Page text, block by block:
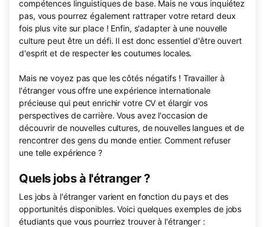
compétences linguistiques de base. Mais ne vous inquiétez
pas, vous pourrez également rattraper votre retard deux
fois plus vite sur place ! Enfin, s'adapter à une nouvelle
culture peut être un défi. Il est donc essentiel d'être ouvert
d'esprit et de respecter les coutumes locales.
Mais ne voyez pas que les côtés négatifs ! Travailler à
l'étranger vous offre une expérience internationale
précieuse qui peut enrichir votre CV et élargir vos
perspectives de carrière. Vous avez l'occasion de
découvrir de nouvelles cultures, de nouvelles langues et de
rencontrer des gens du monde entier. Comment refuser
une telle expérience ?
Quels jobs à l'étranger ?
Les jobs à l'étranger varient en fonction du pays et des
opportunités disponibles. Voici quelques exemples de jobs
étudiants que vous pourriez trouver à l'étranger :